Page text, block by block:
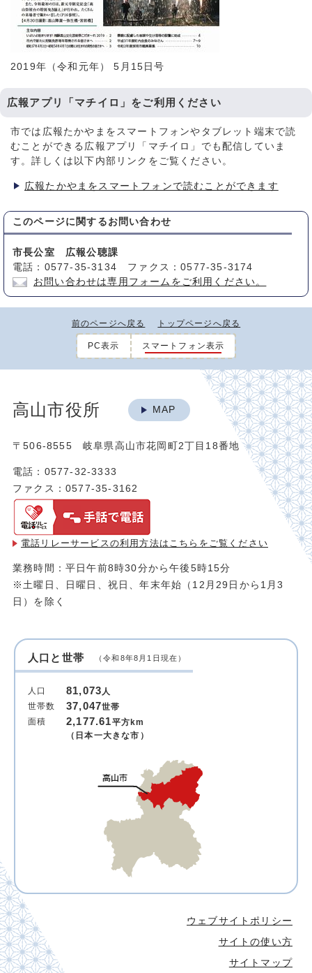
2019年（令和元年） 5月15日号
広報アプリ「マチイロ」をご利用ください
市では広報たかやまをスマートフォンやタブレット端末で読
むことができる広報アプリ「マチイロ」でも配信していま
す。詳しくは以下内部リンクをご覧ください。
広報たかやまをスマートフォンで読むことができます
このページに関する お問い合わせ
市長公室 広報公聴課
電話：0577-35-3134 ファクス：0577-35-3174
お問い合わせは専用フォームをご利用ください。
前のページへ戻る トップページへ戻る
PC表示 スマートフォン表示
高山市役所 MAP
〒506-8555 岐阜県高山市花岡町2丁目18番地
電話：0577-32-3333
ファクス：0577-35-3162
電話リレーサービスの利用方法は こちらをご覧ください
業務時間：平日午前8時30分から午後5時15分
※土曜日、日曜日、祝日、年末年始（12月29日から1月3
日）を除く
人口と世帯 （令和8年8月1日現在）
人口 81,073人
世帯数
37,047世帯
面積
2,177.61平方km
（日本一大きな市）
ウェブサイトポリシー
サイトの使い方
サイトマップ